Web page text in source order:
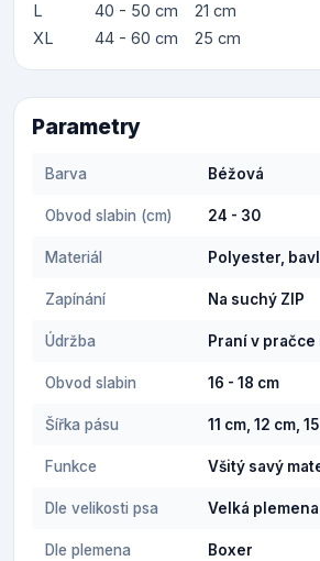
L
40 - 50 cm
21 cm
XL
44 - 60 cm 25 cm
Parametry
Barva Béžová
Obvod slabin (cm) 24 - 30
Materiál Polyester,
Zapínání Na suchý ZIP
Údržba Praní v pračce
Obvod slabin 16 - 18 cm
Šířka pásu 11 cm, 12 cm,
Funkce Všitý savý
Dle velikosti psa Velká plemena
Dle plemena Boxer